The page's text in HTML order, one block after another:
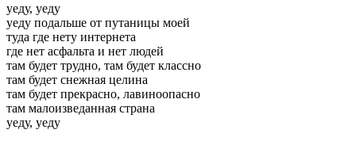
уеду, уеду
уеду подальше от путаницы моей
туда где нету интернета
где нет асфальта и нет людей
там будет трудно, там будет классно
там будет снежная целина
там будет прекрасно, лавиноопасно
там малоизведанная страна
уеду, уеду